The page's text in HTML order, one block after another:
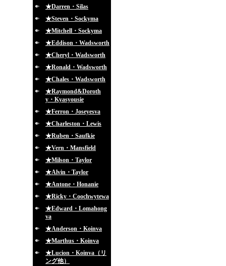
★Darren・Silas
★Steven・Sockyma
★Mitchell・Sockyma
★Eddison・Wadsworth
★Cheryl・Wadsworth
★Ronald・Wadsworth
★Chales・Wadsworth
★Raymond&Doroth
y・Kyasyousie
★Ferron・Joseyesva
★Charleston・Lewis
★Ruben・Saufkie
★Vern・Mansfield
★Milson・Taylor
★Alvin・Taylor
★Antone・Honanie
★Ricky・Coochwytewa
★Edward・Lomahong
va
★Anderson・Koinva
★Marthus・Koinva
★Lucion・Koinva（リ
ング他）